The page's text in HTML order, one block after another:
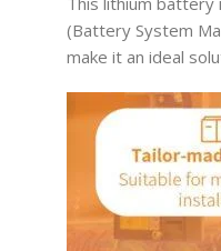
(Battery System
make it an ideal